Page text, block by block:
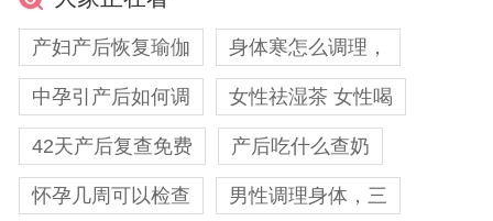
产妇产后恢复瑜伽 身体寒怎么调理，
中孕引产后如何调 女性祛湿茶 女性喝
42天产后复查免费 产后吃什么查奶
怀孕几周可以检查 男性调理身体，三